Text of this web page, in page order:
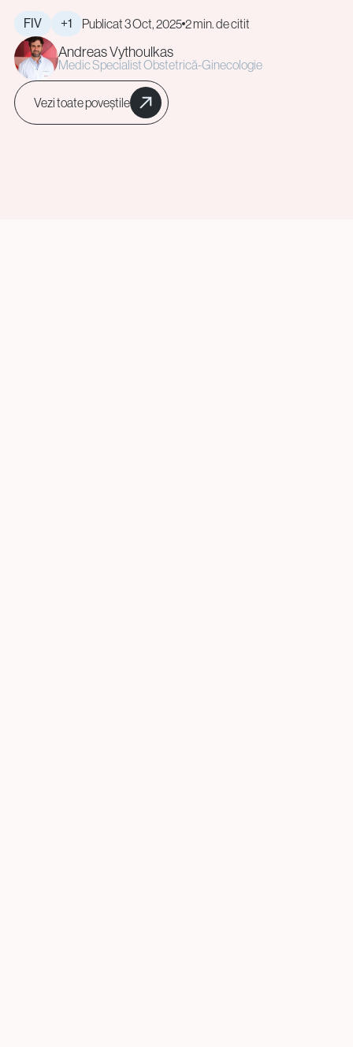
FIV +1 Publicat 3 Oct, 2025 2 min. de citit
Andreas Vythoulkas
Medic Specialist Obstetrică-Ginecologie
Vezi toate poveștile